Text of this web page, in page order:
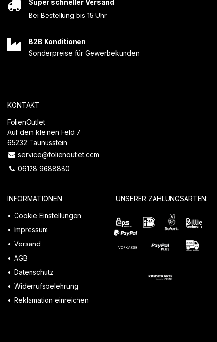
Super schneller Versand
Bei Bestellung bis 15 Uhr
B2B Konditionen
Sonderpreise für Gewerbekunden
KONTAKT
FolienOutlet
Auf dem kleinen Feld 7
65232 Taunusstein
service@folienoutlet.com
06128 9688880
INFORMATIONEN
Cookie Einstellungen
Impressum
Versand
AGB
Datenschutz
Widerrufsbelehrung
Reklamation einreichen
UNSERER ZAHLUNGSARTEN: